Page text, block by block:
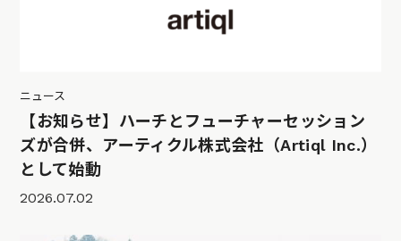
ニュース
【お知らせ】ハーチとフューチャーセッション
ズが合併、アーティクル株式会社（Artiql Inc.）
として始動
2026.07.02